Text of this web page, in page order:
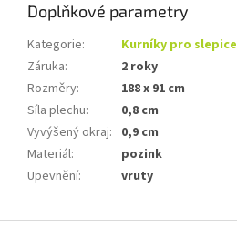
Doplňkové parametry
Kategorie:
Kurníky pro slepice
Záruka:
2 roky
Rozměry:
188 x 91 cm
Síla plechu:
0,8 cm
Vyvýšený okraj: 0,9 cm
Materiál:
pozink
Upevnění: vruty